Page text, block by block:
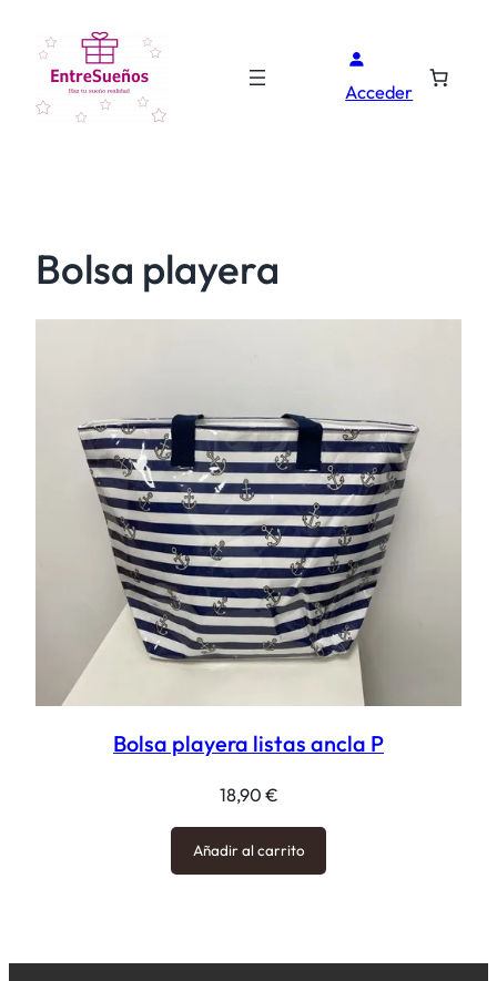
Acceder
Bolsa playera
Bolsa playera listas ancla P
18,90 €
Añadir al carrito